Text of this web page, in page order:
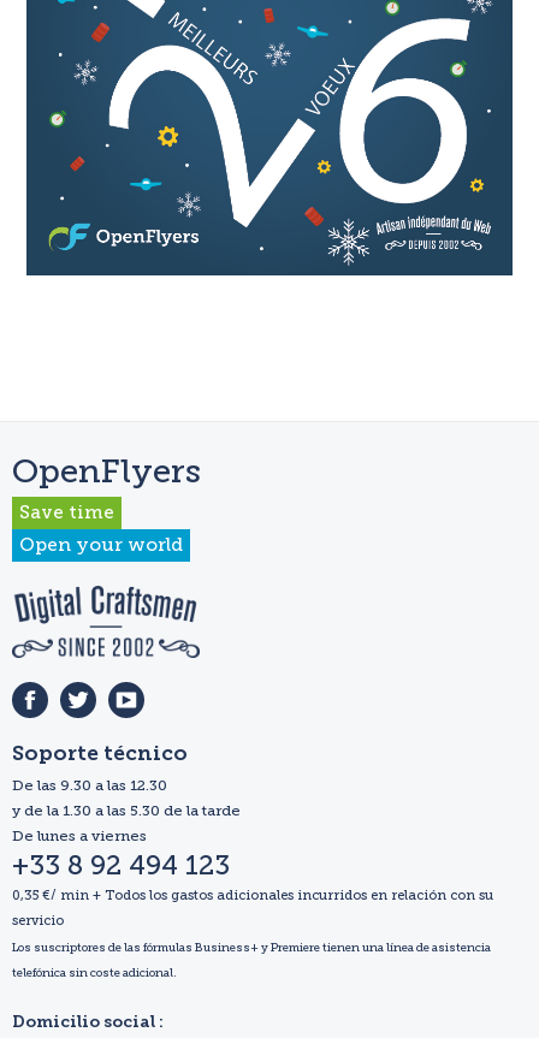
OpenFlyers
Save time
Open your world
Soporte técnico
De las 9.30 a las 12.30
y de la 1.30 a las 5.30 de la tarde
De lunes a viernes
+33 8 92 494 123
0,35 €/ min + Todos los gastos adicionales incurridos en relación con su
servicio
Los suscriptores de las fórmulas Business+ y Premiere tienen una línea de asistencia
telefónica sin coste adicional.
Domicilio social :